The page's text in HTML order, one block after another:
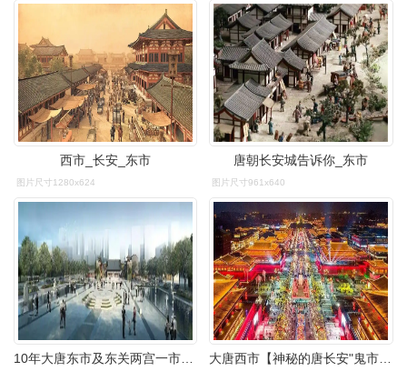
西市_长安_东市
图片尺寸1280x624
唐朝长安城告诉你_东市
图片尺寸961x640